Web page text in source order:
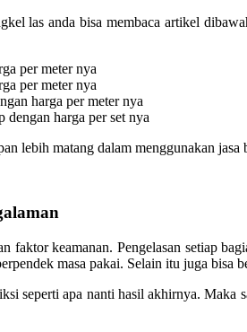
las anda bisa membaca artikel
per meter nya
per meter nya
harga per meter nya
dengan harga per set nya
lebih matang dalam menggunakan
faktor keamanan. Pengelasan setiap
masa pakai. Selain itu juga bisa
seperti apa nanti hasil akhirnya.